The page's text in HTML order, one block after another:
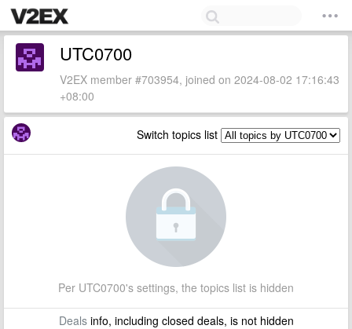
UTC0700
V2EX member #703954, joined on 2024-08-02 17:16:43
+08:00
Switch topics list
Per UTC0700's settings, the topics list is hidden
Dealsinfo, including closed deals, is not hidden